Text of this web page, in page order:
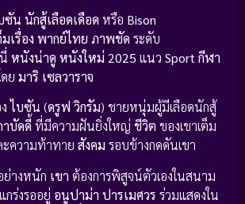
ซัน นักสู้เลือดเดือด หรือ Bison
เรื่อง พากย์ไทย ภาพชัด ระดับ
หนังน่าดู หนังใหม่ 2025 แนว Sport กีฬา
ย มาริ เซลวาราจ
งไบซัน (ดรูฟ วิกรัม) ชายหนุ่มผู้มีเลือดนักสู้
าบัดดี้ที่มีความฝันยิ่งใหญ่ ชีวิต ของเขาเต็ม
ความท้าทาย สังคม รอบข้างกดดันเขา
างหนัก เขา ต้องการพิสูจน์ตัวเองในสนาม
ร่งรออยู่ อนูปาม่า ปารเมศวร ร่วมแสดงใน